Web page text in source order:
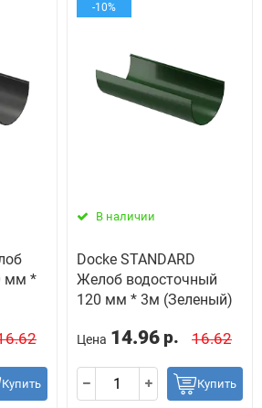
мм *
Купить
-10%
В наличии
Docke STANDARD
Желоб водосточный
120 мм * 3м (Зеленый)
Цена 14.96 р. 16.62
Купить